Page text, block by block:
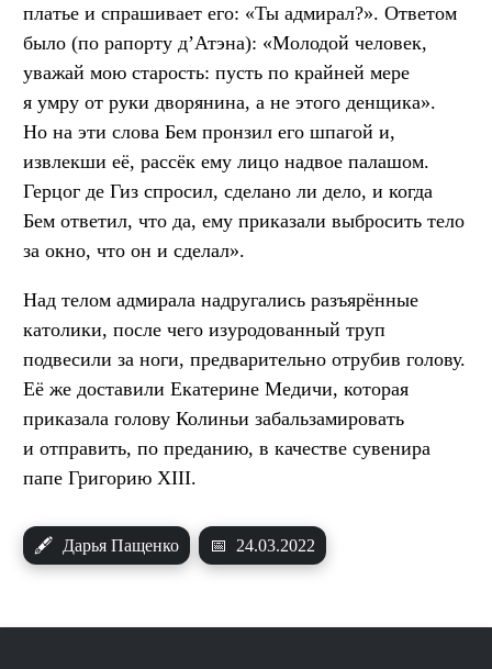
платье и спрашивает его: «Ты адмирал?». Ответом
было (по рапорту д’Атэна): «Молодой человек,
уважай мою старость: пусть по крайней мере
я умру от руки дворянина, а не этого денщика».
Но на эти слова Бем пронзил его шпагой и,
извлекши её, рассёк ему лицо надвое палашом.
Герцог де Гиз спросил, сделано ли дело, и когда
Бем ответил, что да, ему приказали выбросить тело
за окно, что он и сделал».
Над телом адмирала надругались разъярённые
католики, после чего изуродованный труп
подвесили за ноги, предварительно отрубив голову.
Её же доставили Екатерине Медичи, которая
приказала голову Колиньи забальзамировать
и отправить, по преданию, в качестве сувенира
папе Григорию XIII.
🖋 Дарья Пащенко 📅 24.03.2022